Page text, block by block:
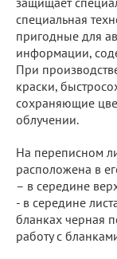
специальная
пригодные для
информации,
При
краски,
сохраняющие
облучении.
На переписном
расположена в
– в середине
- в середине
бланках черная
работу с